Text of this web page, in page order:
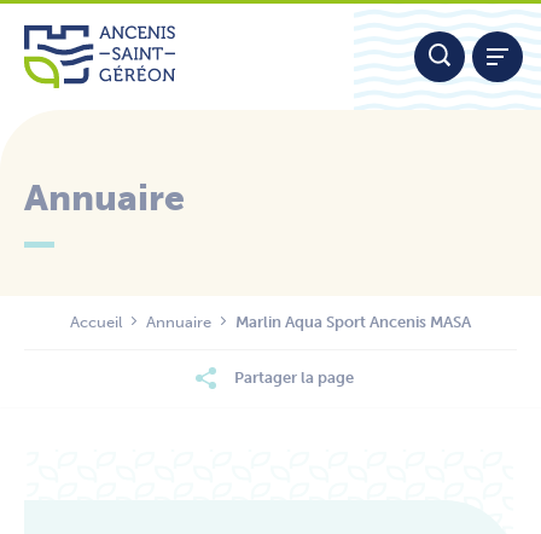
Aller
contenu
Annuaire
Accueil Annuaire Marlin Aqua Sport Ancenis MASA
Partager la page
Panneau de gestion des cookies